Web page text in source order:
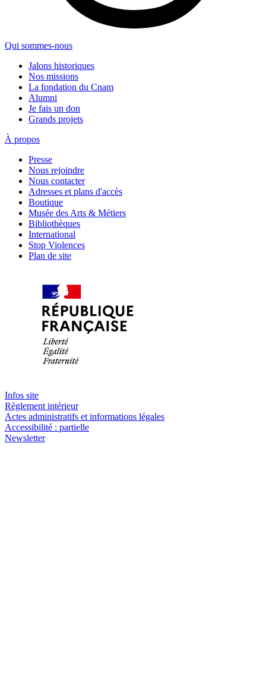
Qui sommes-nous
Jalons historiques
Nos missions
La fondation du Cnam
Alumni
Je fais un don
Grands projets
À propos
Presse
Nous rejoindre
Nous contacter
Adresses et plans d'accès
Boutique
Musée des Arts & Métiers
Bibliothèques
International
Stop Violences
Plan de site
Infos site
Règlement intérieur
Actes administratifs et informations légales
Accessibilité : partielle
Newsletter